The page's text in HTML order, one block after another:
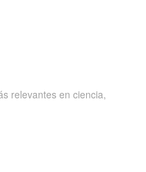
relevantes en ciencia,